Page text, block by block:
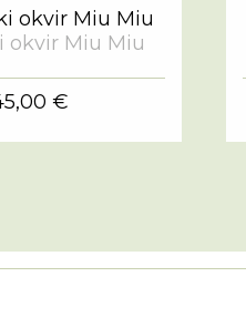
okvir Miu Miu
€